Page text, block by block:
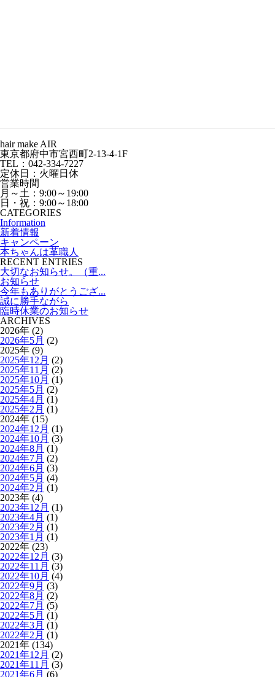
hair make AIR
東京都府中市宮西町2-13-4-1F
TEL：042-334-7227
定休日：火曜日休
営業時間
月～土：9:00～19:00
日・祝：9:00～18:00
CATEGORIES
Information
新着情報
キャンペーン
本ちゃんは革職人
RECENT ENTRIES
大切なお知らせ。（重...
お知らせ
今年もありがとうござ...
誠に勝手ながら
臨時休業のお知らせ
ARCHIVES
2026年 (2)
2026年5月 (2)
2025年 (9)
2025年12月 (2)
2025年11月 (2)
2025年10月 (1)
2025年5月 (2)
2025年4月 (1)
2025年2月 (1)
2024年 (15)
2024年12月 (1)
2024年10月 (3)
2024年8月 (1)
2024年7月 (2)
2024年6月 (3)
2024年5月 (4)
2024年2月 (1)
2023年 (4)
2023年12月 (1)
2023年4月 (1)
2023年2月 (1)
2023年1月 (1)
2022年 (23)
2022年12月 (3)
2022年11月 (3)
2022年10月 (4)
2022年9月 (3)
2022年8月 (2)
2022年7月 (5)
2022年5月 (1)
2022年3月 (1)
2022年2月 (1)
2021年 (134)
2021年12月 (2)
2021年11月 (3)
2021年6月 (6)